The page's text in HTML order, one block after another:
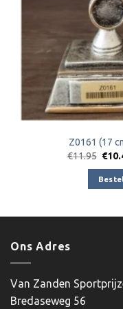
Z0161 (17
€11.95
was:
€
Ons Adres
Van Zanden
Bredaseweg 56